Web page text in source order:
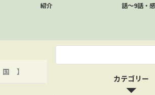
紹介
話～9話・
】
カテゴリー